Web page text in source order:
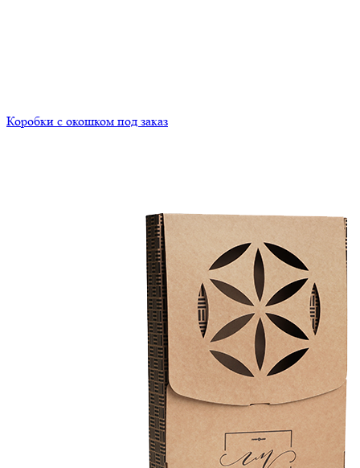
Коробки с окошком под заказ